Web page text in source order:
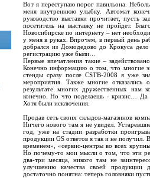
Вот я переступаю порог павильона.
меня внутреннюю улыбку. Автомат
руководство выставки прочитает, пусть
посетитель на выставку не пройдет.
Новосибирске по интернету – нет
у меня в руках. Впрочем, в первый день
добрался из Домодедово до Крокуса
регистрацию уже были…
Первые впечатления такие –
Конечно информацию о том, что многие
стенды сразу после CSTB-2008 я уже
мероприятия. Также многие отказались
результате многих дружественных нам
конечно. Но что поделаешь - кризис… Да
Хотя были исключения.
Продав сеть своих складов-магазинов
Ничего нового там я не увидел.
год, уже на стадии разработки
продукции GS ответов я так и не получил.
временем», «сервис-центры во всех
Но почему-то мои мысли о том, что эти
два-три месяца, никого там не
улучшению качества своей
достаточно понятна: теперь головняки